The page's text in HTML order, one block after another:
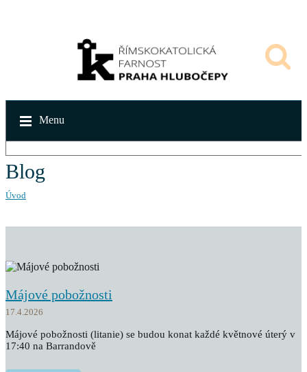
Menu
Blog
Úvod
Májové pobožnosti
17.4.2026
Májové pobožnosti (litanie) se budou konat každé květnové úterý v
17:40 na Barrandově